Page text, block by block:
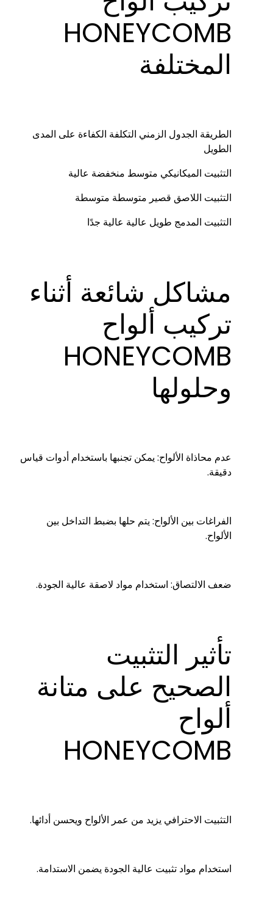
HONEYCOMB
المختلفة
الطريقة الجدول الزمني التكلفة الكفاءة على المدى
الطويل
التثبيت الميكانيكي متوسط منخفضة عالية
التثبيت اللاصق قصير متوسطة متوسطة
التثبيت المدمج طويل عالية عالية جدًا
مشاكل شائعة أثناء
تركيب ألواح
HONEYCOMB
وحلولها
عدم محاذاة الألواح: يمكن تجنبها باستخدام أدوات قياس
دقيقة.
الفراغات بين الألواح: يتم حلها بضبط التداخل بين
الألواح.
ضعف الالتصاق: استخدام مواد لاصقة عالية الجودة.
تأثير التثبيت
الصحيح على متانة
ألواح
HONEYCOMB
التثبيت الاحترافي يزيد من عمر الألواح ويحسن أدائها.
استخدام مواد تثبيت عالية الجودة يضمن الاستدامة.